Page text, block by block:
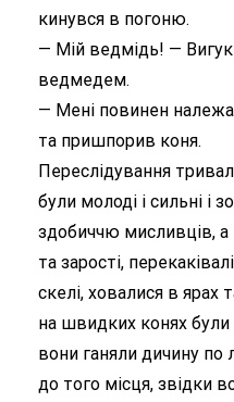
кинувся в погоню.
— Мій ведмідь! —
ведмедем.
— Мені повинен
та пришпорив коня.
Переслідування
були молоді і сильні і
здобиччю мисливців, а
та зарості,
скелі, ховалися в ярах
на швидких конях були
вони ганяли дичину по
до того місця, звідки